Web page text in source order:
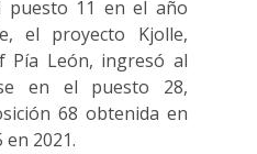
puesto 11 en el año
el proyecto Kjolle,
Pía León, ingresó al
en el puesto 28,
68 obtenida en
en 2021.